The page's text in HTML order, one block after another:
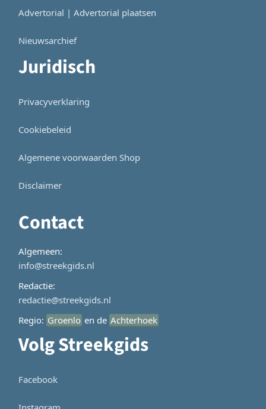
Advertorial | Advertorial plaatsen
Nieuwsarchief
Juridisch
Privacyverklaring
Cookiebeleid
Algemene voorwaarden Shop
Disclaimer
Contact
Algemeen:
info@streekgids.nl
Redactie:
redactie@streekgids.nl
Regio: Groenlo en de Achterhoek
Volg Streekgids
Facebook